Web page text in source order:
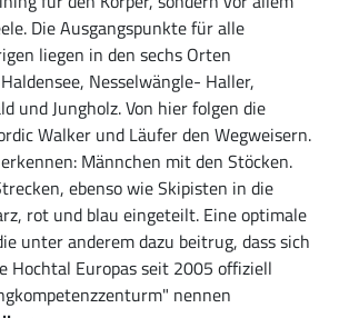
Die Ausgangspunkte für alle
liegen in den sechs Orten
Nesselwängle- Haller,
und Jungholz. Von hier folgen die
Walker und Läufer den Wegweisern.
Männchen mit den Stöcken.
ebenso wie Skipisten in die
rot und blau eingeteilt. Eine optimale
unter anderem dazu beitrug, dass sich
Hochtal Europas seit 2005 offiziell
nennen